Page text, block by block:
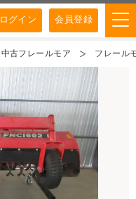
ログイン 会員登録
中古フレールモア フレール